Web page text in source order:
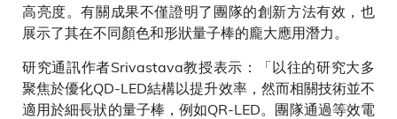
高亮度。有關成果不僅證明了團隊的創新方法有效，也
展示了其在不同顏色和形狀量子棒的龐大應用潛力。
研究通訊作者Srivastava教授表示：「以往的研究大多
聚焦於優化QD-LED結構以提升效率，然而相關技術並不
適用於細長狀的量子棒，例如QR-LED。團隊通過等效電